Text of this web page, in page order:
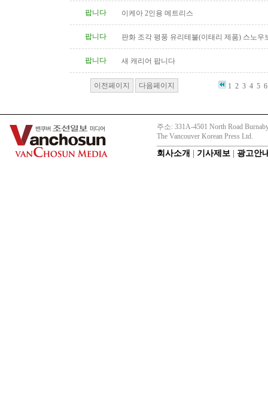
팝니다 이케아 2인용 메트리스
팝니다
판화 조각 평풍 유리테불(이태리 제품) 스노우
팝니다
새 캐리어 팝니다
이전페이지 다음페이지 1 2 3 4 5 6
주소: 331A-4501 North Road
The Vancouver Korean Press Ltd.
회사소개 기사제보 광고안